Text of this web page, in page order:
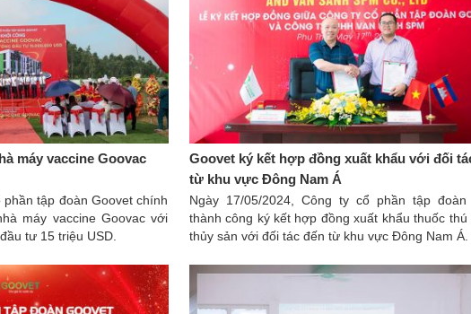
máy vaccine Goovac
tập đoàn Goovet chính
máy vaccine Goovac với
tư 15 triệu USD.
Goovet ký kết hợp đồng xuất khẩu với đối
từ khu vực Đông Nam Á
Ngày 17/05/2024, Công ty cổ phần tập đoàn
thành công ký kết hợp đồng xuất khẩu thuốc thú
thủy sản với đối tác đến từ khu vực Đông Nam Á.
thương hiệu, đưa Goovet ngày càng vươn xa